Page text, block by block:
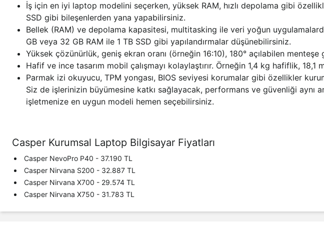
İş için en iyi laptop modelini seçerken, yüksek RAM, hızlı depolama gibi
SSD gibi bileşenlerden yana yapabilirsiniz.
Bellek (RAM) ve depolama kapasitesi, multitasking ile veri yoğun
GB veya 32 GB RAM ile 1 TB SSD gibi yapılandırmalar düşünebilirsiniz.
Yüksek çözünürlük, geniş ekran oranı (örneğin 16:10), 180° açılabilen
Hafif ve ince tasarım mobil çalışmayı kolaylaştırır. Örneğin 1,4 kg hafiflik, 18,1
Parmak izi okuyucu, TPM yongası, BIOS seviyesi korumalar gibi özellikler
Siz de işlerinizin büyümesine katkı sağlayacak, performans ve güvenliği aynı
işletmenize en uygun modeli hemen seçebilirsiniz.
Casper Kurumsal Laptop Bilgisayar Fiyatları
Casper NevoPro P40 - 37.190 TL
Casper Nirvana S200 - 32.887 TL
Casper Nirvana X700 - 29.574 TL
Casper Nirvana X750 - 31.783 TL